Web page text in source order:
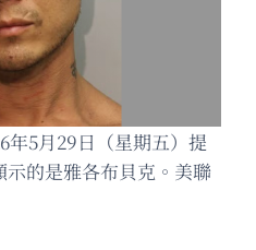
年5月29日（星期五）提
的是雅各布貝克。美聯